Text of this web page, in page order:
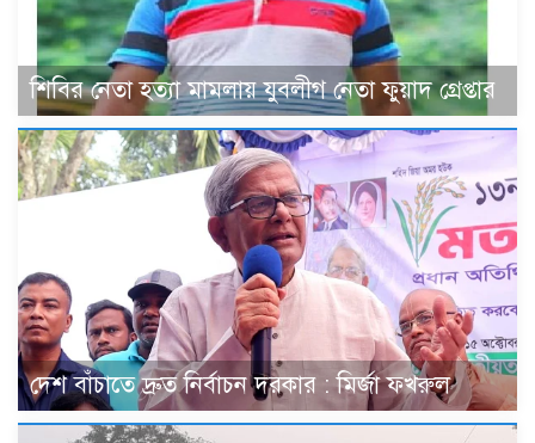
শিবির নেতা হত্যা মামলায় যুবলীগ নেতা ফুয়াদ গ্রেপ্তার
দেশ বাঁচাতে দ্রুত নির্বাচন দরকার : মির্জা ফখরুল